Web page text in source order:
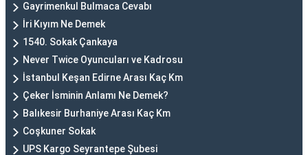
Gayrimenkul Bulmaca Cevabı
İri Kıyım Ne Demek
1540. Sokak Çankaya
Never Twice Oyuncuları ve Kadrosu
İstanbul Keşan Edirne Arası Kaç Km
Çeker İsminin Anlamı Ne Demek?
Balıkesir Burhaniye Arası Kaç Km
Coşkuner Sokak
UPS Kargo Seyrantepe Şubesi